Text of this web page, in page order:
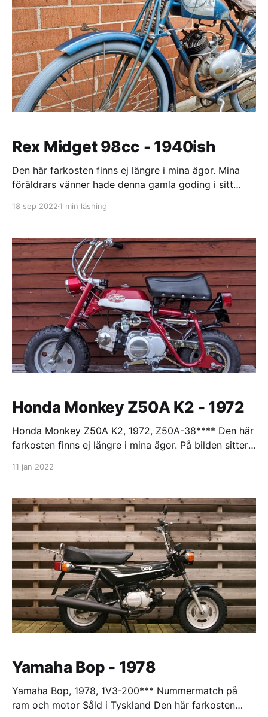
Rex Midget 98cc - 1940ish
Den här farkosten finns ej längre i mina ägor. Mina
föräldrars vänner hade denna gamla goding i sitt
skaffade en fungerande motor. Tanken var att få den
delar jag hade och sedan fick
18 sep 2022 1 min läsning
Honda Monkey Z50A K2 - 1972
Honda Monkey Z50A K2, 1972, Z50A-38**** Den här
farkosten finns ej längre i mina ägor. På bilden sitter
Original motorn finns med men har inte monterats
storlek.
11 jan 2022
Yamaha Bop - 1978
Yamaha Bop, 1978, 1V3-200*** Nummermatch på
ram och motor Såld i Tyskland Den här farkosten